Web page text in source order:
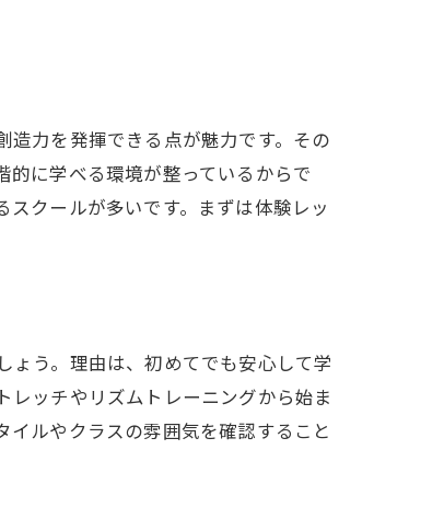
力を発揮できる点が魅力です。その
に学べる環境が整っているからで
クールが多いです。まずは体験レッ
う。理由は、初めてでも安心して学
ッチやリズムトレーニングから始ま
ルやクラスの雰囲気を確認すること